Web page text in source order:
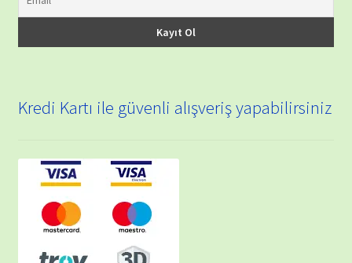
Kredi Kartı ile güvenli alışveriş yapabilirsiniz